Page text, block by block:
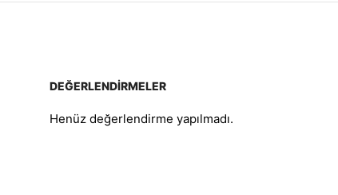
DEĞERLENDIRMELER
Henüz değerlendirme yapılmadı.